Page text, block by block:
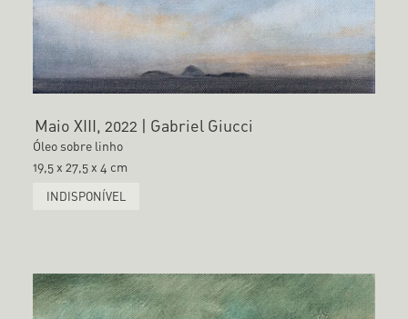
Maio XIII, 2022 | Gabriel Giucci
Óleo sobre linho
19,5 x 27,5 x 4 cm
INDISPONÍVEL